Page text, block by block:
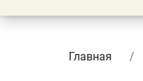
Главная